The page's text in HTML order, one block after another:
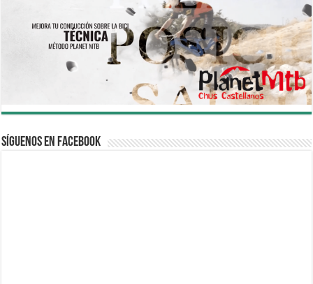
Síguenos en Facebook